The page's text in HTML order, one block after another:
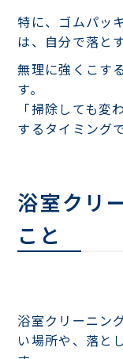
特に、ゴムパッ
は、自分で落と
無理に強くこす
す。
「掃除しても
するタイミングで
浴室クリ
こと
浴室クリーニン
い場所や、落と